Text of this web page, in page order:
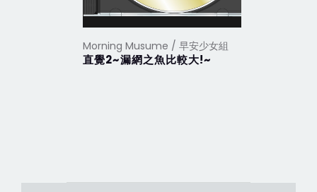
Morning Musume / 早安少女組
直覺2~漏網之魚比較大!~